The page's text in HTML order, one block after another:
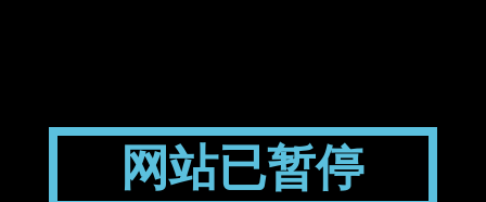
网站已暂停